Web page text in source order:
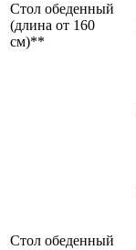
Стол обеденный
(длина от 160
см)**
Стол обеденный